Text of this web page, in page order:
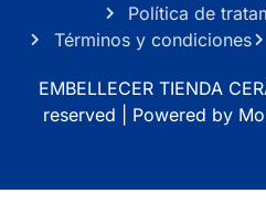
Política de
Términos y condiciones
EMBELLECER TIENDA
reserved | Powered by